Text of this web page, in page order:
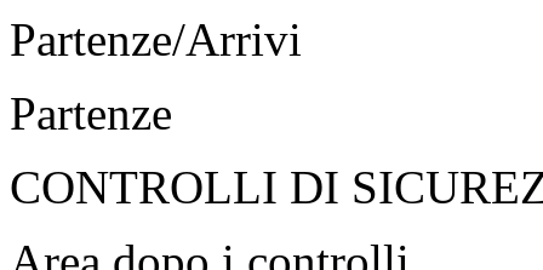
Partenze/Arrivi
Partenze
CONTROLLI DI